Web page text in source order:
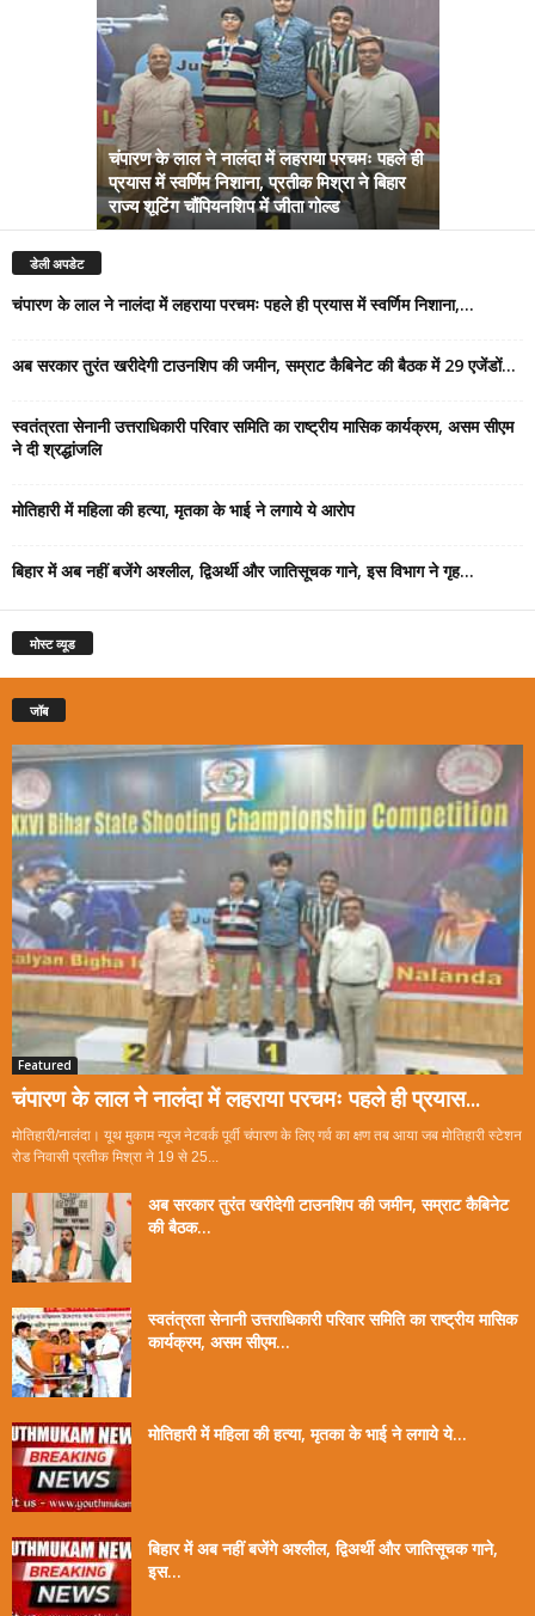
चंपारण के लाल ने नालंदा में लहराया परचमः पहले ही
प्रयास में स्वर्णिम निशाना, प्रतीक मिश्रा ने बिहार
राज्य शूटिंग चौंपियनशिप में जीता गोल्ड
डेली अपडेट
चंपारण के लाल ने नालंदा में लहराया परचमः पहले ही प्रयास में स्वर्णिम निशाना,...
अब सरकार तुरंत खरीदेगी टाउनशिप की जमीन, सम्राट कैबिनेट की बैठक में 29 एजेंडों...
स्वतंत्रता सेनानी उत्तराधिकारी परिवार समिति का राष्ट्रीय मासिक कार्यक्रम, असम सीएम
ने दी श्रद्धांजलि
मोतिहारी में महिला की हत्या, मृतका के भाई ने लगाये ये आरोप
बिहार में अब नहीं बजेंगे अश्लील, द्विअर्थी और जातिसूचक गाने, इस विभाग ने गृह...
मोस्ट व्यूड
जॉब
Featured
चंपारण के लाल ने नालंदा में लहराया परचमः पहले ही प्रयास...
मोतिहारी/नालंदा। यूथ मुकाम न्यूज नेटवर्क पूर्वी चंपारण के लिए गर्व का क्षण तब आया जब मोतिहारी स्टेशन
रोड निवासी प्रतीक मिश्रा ने 19 से 25...
अब सरकार तुरंत खरीदेगी टाउनशिप की जमीन, सम्राट कैबिनेट
की बैठक...
स्वतंत्रता सेनानी उत्तराधिकारी परिवार समिति का राष्ट्रीय मासिक
कार्यक्रम, असम सीएम...
मोतिहारी में महिला की हत्या, मृतका के भाई ने लगाये ये...
बिहार में अब नहीं बजेंगे अश्लील, द्विअर्थी और जातिसूचक गाने,
इस...